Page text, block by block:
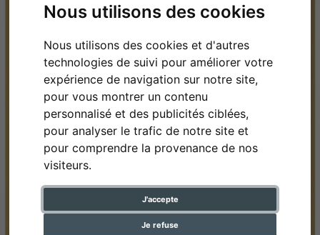
Nous utilisons des cookies
Nous utilisons des cookies et d'autres
technologies de suivi pour améliorer votre
expérience de navigation sur notre site,
pour vous montrer un contenu
personnalisé et des publicités ciblées,
pour analyser le trafic de notre site et
pour comprendre la provenance de nos
visiteurs.
J'accepte
Je refuse
Retour